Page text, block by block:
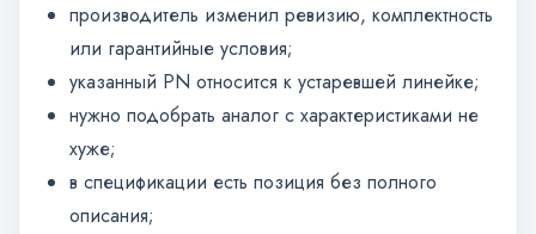
производитель изменил ревизию, комплектность
или гарантийные условия;
указанный PN относится к устаревшей линейке;
нужно подобрать аналог с характеристиками не
хуже;
в спецификации есть позиция без полного
описания;